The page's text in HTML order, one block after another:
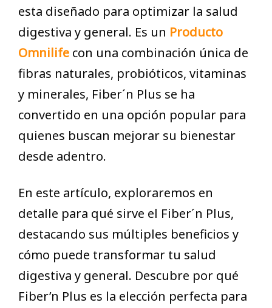
esta diseñado para optimizar la salud
digestiva y general. Es un Producto
Omnilife con una combinación única de
fibras naturales, probióticos, vitaminas
y minerales, Fiber´n Plus se ha
convertido en una opción popular para
quienes buscan mejorar su bienestar
desde adentro.
En este artículo, exploraremos en
detalle para qué sirve el Fiber´n Plus,
destacando sus múltiples beneficios y
cómo puede transformar tu salud
digestiva y general. Descubre por qué
Fiber’n Plus es la elección perfecta para